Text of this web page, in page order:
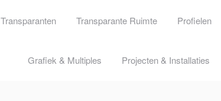
Transparanten Transparante Ruimte Profielen
Grafiek & Multiples Projecten & Installaties